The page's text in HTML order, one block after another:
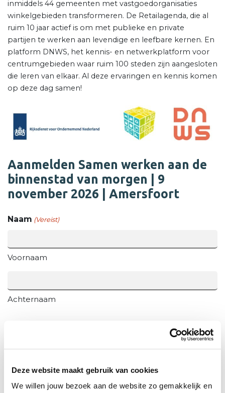
Deze website maakt gebruik van cookies
We willen jouw bezoek aan de website zo gemakkelijk en
inmiddels 44 gemeenten met vastgoedorganisaties
winkelgebieden transformeren. De Retailagenda, die al
ruim 10 jaar actief is om met publieke en private
partijen te werken aan levendige en leefbare kernen. En
platform DNWS, het kennis- en netwerkplatform voor
centrumgebieden waar ruim 100 steden zijn aangesloten
die leren van elkaar. Al deze ervaringen en kennis komen
op deze dag samen!
Aanmelden Samen werken aan de
binnenstad van morgen | 9
november 2026 | Amersfoort
Naam (Vereist)
Voornaam
Achternaam
E-mailadres (Vereist)